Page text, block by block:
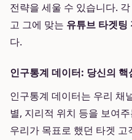
전략을 세울 수 있습니다.
고 그에 맞는 유튜브 타겟팅
다.
인구통계 데이터: 당신의
인구통계 데이터는 우리 채
별, 지리적 위치 등을 보여
우리가 목표로 했던 타겟